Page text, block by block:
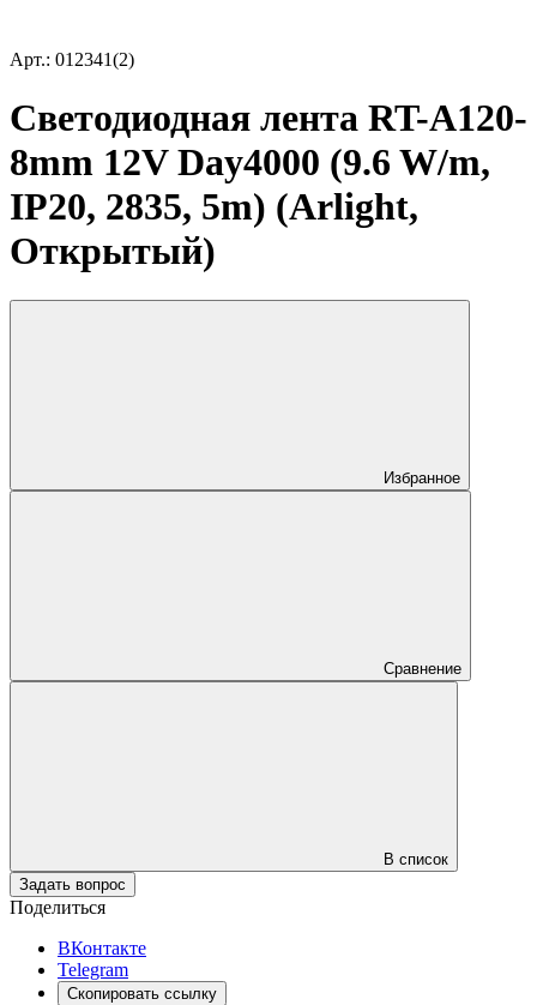
Арт.: 012341(2)
Светодиодная лента RT-A120-
8mm 12V Day4000 (9.6 W/m,
IP20, 2835, 5m) (Arlight,
Открытый)
Избранное
Сравнение
В список
Задать вопрос
Поделиться
ВКонтакте
Telegram
Скопировать ссылку